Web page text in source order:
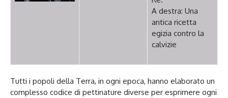
A destra: Una
antica ricetta
egizia contro la
calvizie
Tutti i popoli della Terra, in ogni epoca, hanno elaborato un
complesso codice di pettinature diverse per esprimere ogni